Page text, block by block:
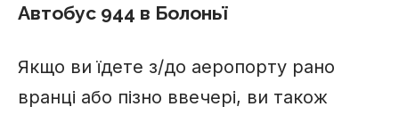
Автобус 944 в Болоньї
Якщо ви їдете з/до аеропорту рано
вранці або пізно ввечері, ви також